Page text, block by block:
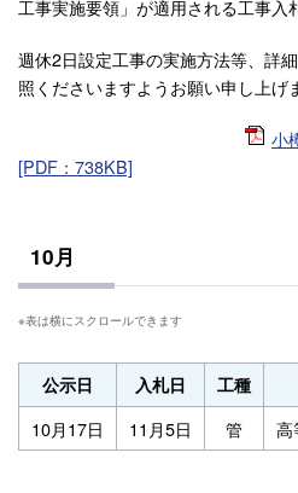
工事実施要領」が適用される工事入
週休2日設定工事の実施方法等、詳
照くださいますようお願い申し上げ
小
[PDF：738KB]
10月
公示日 入札日 工種
10月17日 11月5日 管 高